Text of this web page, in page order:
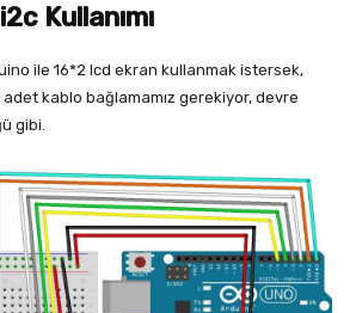
Kullanımı
ile 16*2 lcd ekran kullanmak istersek,
kablo bağlamamız gerekiyor, devre
gibi.